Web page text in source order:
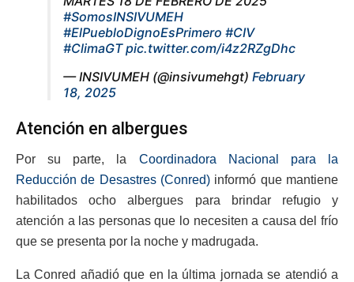
#SomosINSIVUMEH
#ElPuebloDignoEsPrimero #CIV
#ClimaGT pic.twitter.com/i4z2RZgDhc
— INSIVUMEH (@insivumehgt) February
18, 2025
Atención en albergues
Por su parte, la Coordinadora Nacional para la
Reducción de Desastres (Conred) informó que mantiene
habilitados ocho albergues para brindar refugio y
atención a las personas que lo necesiten a causa del frío
que se presenta por la noche y madrugada.
La Conred añadió que en la última jornada se atendió a